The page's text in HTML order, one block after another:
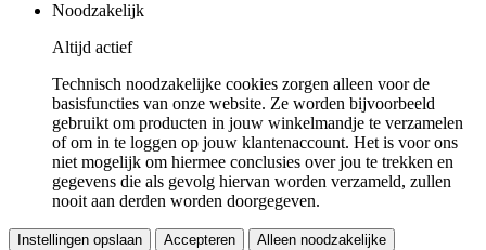
Noodzakelijk
Altijd actief
Technisch noodzakelijke cookies zorgen alleen voor de
basisfuncties van onze website. Ze worden bijvoorbeeld
gebruikt om producten in jouw winkelmandje te verzamelen
of om in te loggen op jouw klantenaccount. Het is voor ons
niet mogelijk om hiermee conclusies over jou te trekken en
gegevens die als gevolg hiervan worden verzameld, zullen
nooit aan derden worden doorgegeven.
Instellingen opslaan Accepteren Alleen noodzakelijke